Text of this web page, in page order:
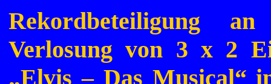
Rekordbeteiligung
Verlosung von 3 x 2
„Elvis – Das Musical“